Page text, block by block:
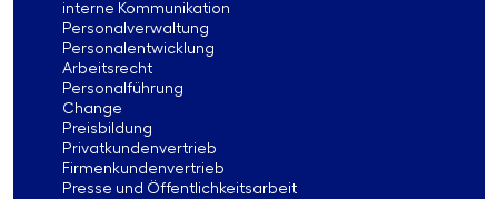
interne Kommunikation
Personalverwaltung
Personalentwicklung
Arbeitsrecht
Personalführung
Change
Preisbildung
Privatkundenvertrieb
Firmenkundenvertrieb
Presse und Öffentlichkeitsarbeit